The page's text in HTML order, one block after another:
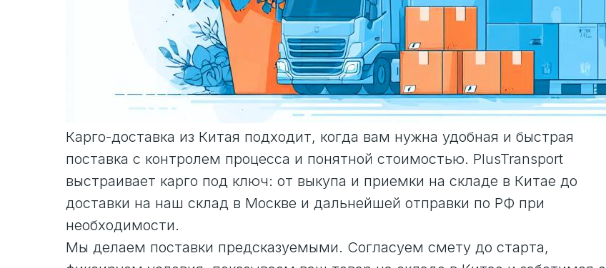
Карго-доставка из Китая подходит, когда вам нужна удобная и быстрая
поставка с контролем процесса и понятной стоимостью. PlusTransport
выстраивает карго под ключ: от выкупа и приемки на складе в Китае до
доставки на наш склад в Москве и дальнейшей отправки по РФ при
необходимости.
Мы делаем поставки предсказуемыми. Согласуем смету до старта,